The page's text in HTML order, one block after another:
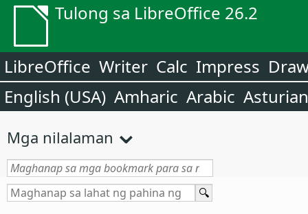
Tulong sa LibreOffice 26.2
LibreOffice Writer Calc Impress
English (USA) Amharic Arabic Asturian
Mga nilalaman